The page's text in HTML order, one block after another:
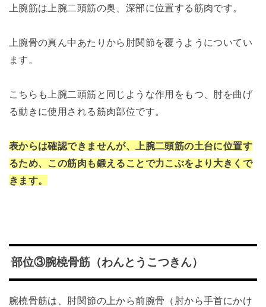
上腕筋は上腕二頭筋の奥、深部に位置する筋肉です。
上腕骨の真ん中あたりから肘関節を覆うようについてい
ます。
こちらも上腕二頭筋と同じような作用をもつ、肘を曲げ
る動きに使用される筋肉部位です。
表からは確認できませんが、上腕二頭筋の土台に位置す
るため、この筋肉も鍛えることで力こぶをより大きくで
きます。
部位③腕橈骨筋（わんとうこつきん）
腕橈骨筋は、肘関節の上から前腕骨（肘から手首にかけ